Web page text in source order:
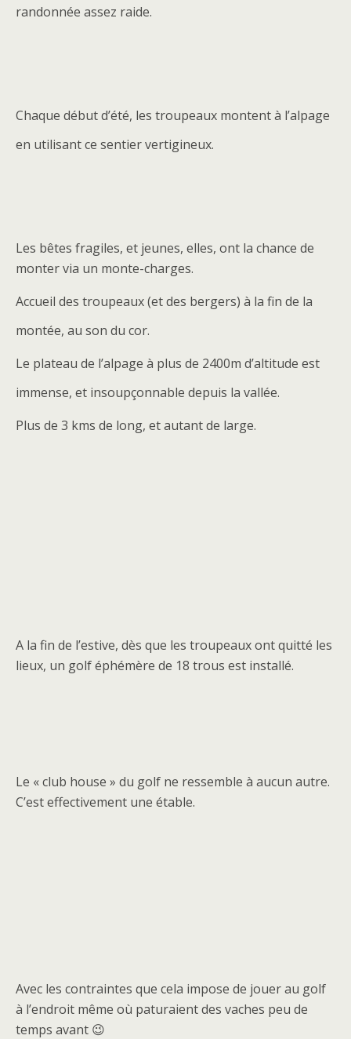
randonnée assez raide.
Chaque début d’été, les troupeaux montent à l’alpage
en utilisant ce sentier vertigineux.
Les bêtes fragiles, et jeunes, elles, ont la chance de
monter via un monte-charges.
Accueil des troupeaux (et des bergers) à la fin de la
montée, au son du cor.
Le plateau de l’alpage à plus de 2400m d’altitude est
immense, et insoupçonnable depuis la vallée.
Plus de 3 kms de long, et autant de large.
A la fin de l’estive, dès que les troupeaux ont quitté les
lieux, un golf éphémère de 18 trous est installé.
Le « club house » du golf ne ressemble à aucun autre.
C’est effectivement une étable.
Avec les contraintes que cela impose de jouer au golf
à l’endroit même où paturaient des vaches peu de
temps avant 😉